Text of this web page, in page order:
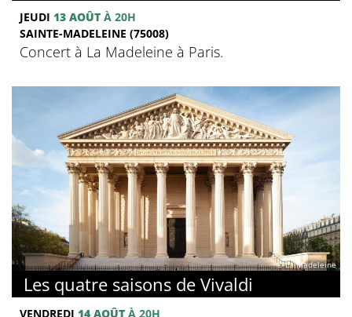
JEUDI 13 AOÛT À 20H
SAINTE-MADELEINE (75008)
Concert à La Madeleine à Paris.
© La Madeleine
Les quatre saisons de Vivaldi
VENDREDI 14 AOÛT À 20H